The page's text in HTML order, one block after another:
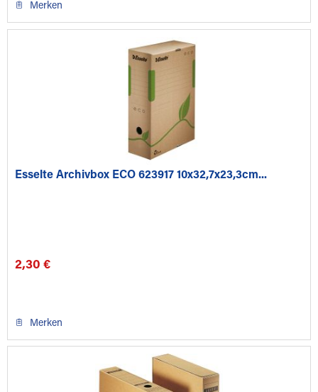
Merken
Esselte Archivbox ECO 623917 10x32,7x23,3cm...
2,30 €
Merken